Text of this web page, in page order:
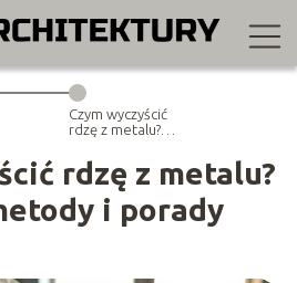
Czym wyczyścić
rdzę z metalu?
metody i
porady
rdzę z metalu?
i porady